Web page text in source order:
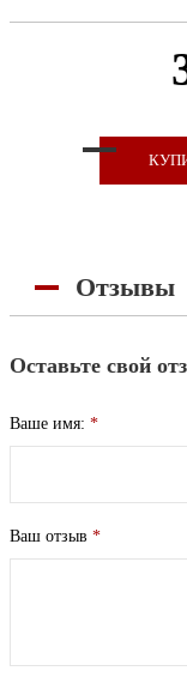
Отзывы
Оставьте свой
Ваше имя: *
Ваш отзыв *